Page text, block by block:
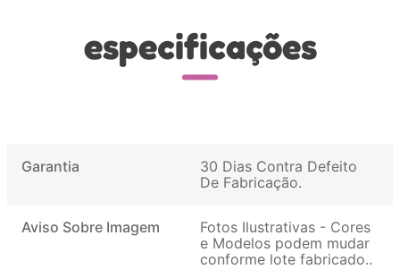
especificações
Garantia
30 Dias Contra Defeito
De Fabricação
Aviso Sobre Imagem
Fotos Ilustrativas - Cores
e Modelos podem mudar
conforme lote fabricado.